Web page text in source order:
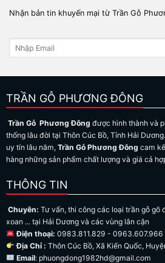
Nhận bản tin khuyến mại từ Trần Gỗ
TRẦN GỖ PHƯƠNG ĐÔNG
Trần Gỗ Phương Đông được hình thành và
thống lâu đời tại Thôn Cúc Bồ, Tỉnh Hải
uy tín lâu năm, Trần Gỗ Phương Đông cam
hàng những sản phẩm chất lượng và giá cả
THÔNG TIN
Chuyên: Tư vấn, thi công các loại trần gỗ gõ
xoan ... tại Hải Dương và các vùng lân cận
Điện thoại: 0983.811.829 - 0963.607.966
Địa Chỉ : Thôn Cúc Bồ, Xã Kiến Quốc,
Email: phuongdong1982hd@gmail.com